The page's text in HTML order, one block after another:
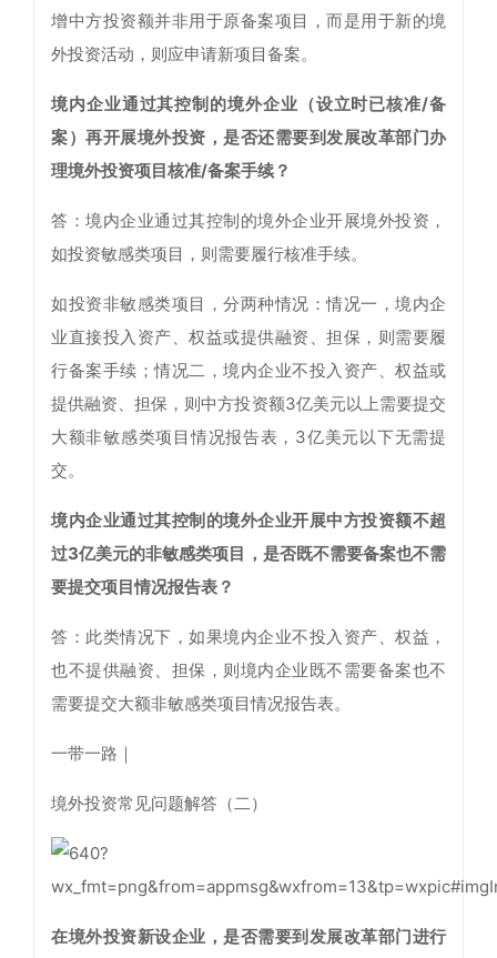
增中方投资额并非用于原备案项目，而是用于新的境
外投资活动，则应申请新项目备案。
境内企业通过其控制的境外企业（设立时已核准/备
案）再开展境外投资，是否还需要到发展改革部门办
理境外投资项目核准/备案手续？
答：境内企业通过其控制的境外企业开展境外投资，
如投资敏感类项目，则需要履行核准手续。
如投资非敏感类项目，分两种情况：情况一，境内企
业直接投入资产、权益或提供融资、担保，则需要履
行备案手续；情况二，境内企业不投入资产、权益或
提供融资、担保，则中方投资额3亿美元以上需要提交
大额非敏感类项目情况报告表，3亿美元以下无需提
交。
境内企业通过其控制的境外企业开展中方投资额不超
过3亿美元的非敏感类项目，是否既不需要备案也不需
要提交项目情况报告表？
答：此类情况下，如果境内企业不投入资产、权益，
也不提供融资、担保，则境内企业既不需要备案也不
需要提交大额非敏感类项目情况报告表。
一带一路｜
境外投资常见问题解答（二）
在境外投资新设企业，是否需要到发展改革部门进行